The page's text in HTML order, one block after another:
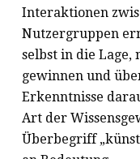
Interaktionen
Nutzergruppen
selbst in die Lage,
gewinnen und
Erkenntnisse
Art der
Überbegriff